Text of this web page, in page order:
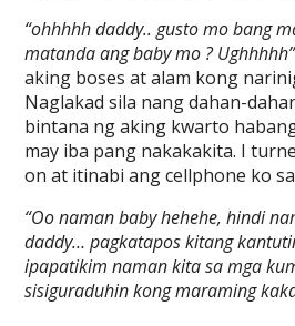
“ohhhhh daddy.. gusto mo bang
matanda ang baby mo ? Ughhhhh”
aking boses at alam kong
Naglakad sila nang dahan-
bintana ng aking kwarto
may iba pang nakakakita. I
on at itinabi ang cellphone ko
“Oo naman baby hehehe, hindi
daddy… pagkatapos kitang
ipapatikim naman kita sa mga
sisiguraduhin kong maraming